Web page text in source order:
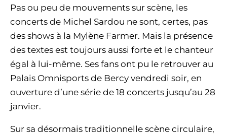
Pas ou peu de mouvements sur scène, les
concerts de Michel Sardou ne sont, certes, pas
des shows à la Mylène Farmer. Mais la présence
des textes est toujours aussi forte et le chanteur
égal à lui-même. Ses fans ont pu le retrouver au
Palais Omnisports de Bercy vendredi soir, en
ouverture d’une série de 18 concerts jusqu’au 28
janvier.
Sur sa désormais traditionnelle scène circulaire,